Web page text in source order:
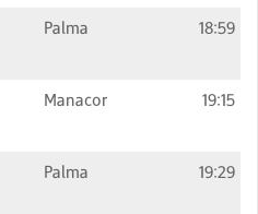
Palma 18:59
Manacor 19:15
Palma 19:29